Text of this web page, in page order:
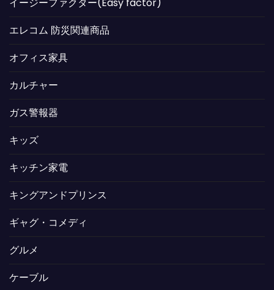
エレコム 防災関連商品
オフィス家具
カルチャー
ガス警報器
キッズ
キッチン家電
キングアンドプリンス
ギャグ・コメディ
グルメ
ケーブル